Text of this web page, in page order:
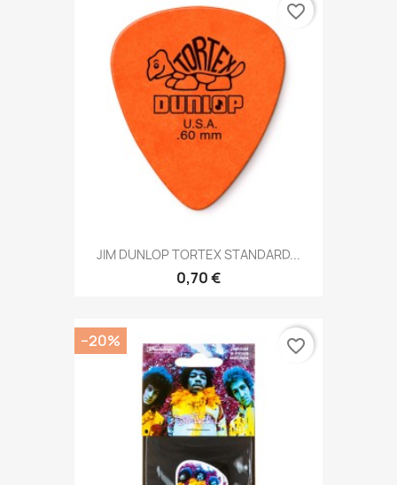
JIM DUNLOP TORTEX STANDARD...
0,70 €
favorite_border
−20% favorite_border